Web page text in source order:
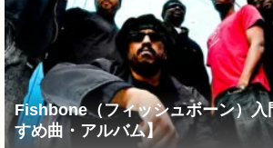
Fishbone（フィッシュボーン）入
すめ曲・アルバム】